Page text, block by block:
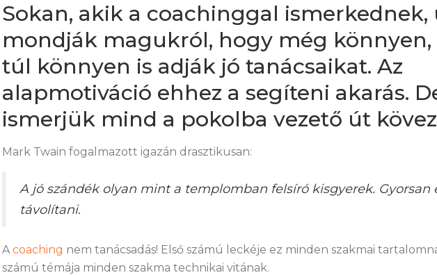
Sokan, akik a coachinggal ismerkednek,
mondják magukról, hogy még könnyen,
túl könnyen is adják jó tanácsaikat. Az
alapmotiváció ehhez a segíteni akarás.
ismerjük mind a pokolba vezető út
Mark Twain fogalmazott igazán drasztikusan:
A jó szándék olyan mint a templomban felsíró kisgyerek. Gyorsan
távolítani.
Acoaching nem tanácsadás! Első számú leckéje ez minden szakmai
számú témája minden szakma technikai vitának.